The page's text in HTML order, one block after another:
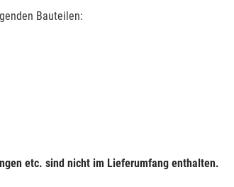
Bauteilen:
etc. sind nicht im Lieferumfang enthalten.